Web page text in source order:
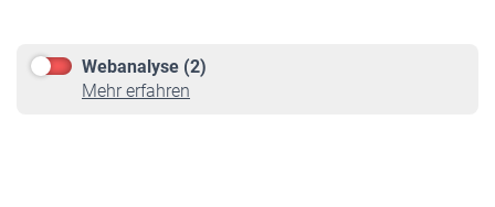
Webanalyse (2)
Mehr erfahren
Online-Rechner
VBLnewsletter